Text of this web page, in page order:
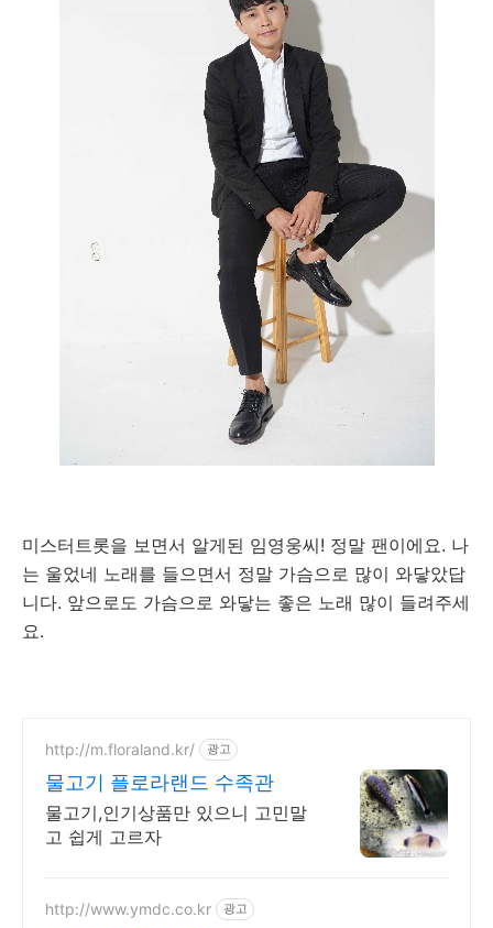
미스터트롯을 보면서 알게된 임영웅씨! 정말 팬이에요. 나
는 울었네 노래를 들으면서 정말 가슴으로 많이 와닿았답
니다. 앞으로도 가슴으로 와닿는 좋은 노래 많이 들려주세
요.
http://m.floraland.kr/ 광고
물고기 플로라랜드 수족관
물고기,인기상품만 있으니 고민말
고 쉽게 고르자
http://www.ymdc.co.kr 광고